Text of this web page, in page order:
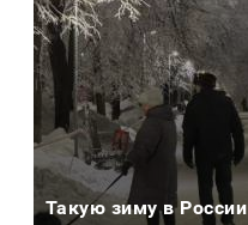
Такую зиму в России